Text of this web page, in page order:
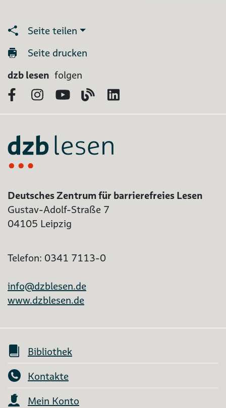
Seite teilen
Seite drucken
dzb lesen folgen
FacebookInstagram
YouTubeBlog
Deutsches Zentrum für barrierefreies Lesen
Gustav-Adolf-Straße 7
04105 Leipzig
Telefon: 0341 7113-0
info@dzblesen.de
www.dzblesen.de
Bibliothek
Kontakte
Mein Konto